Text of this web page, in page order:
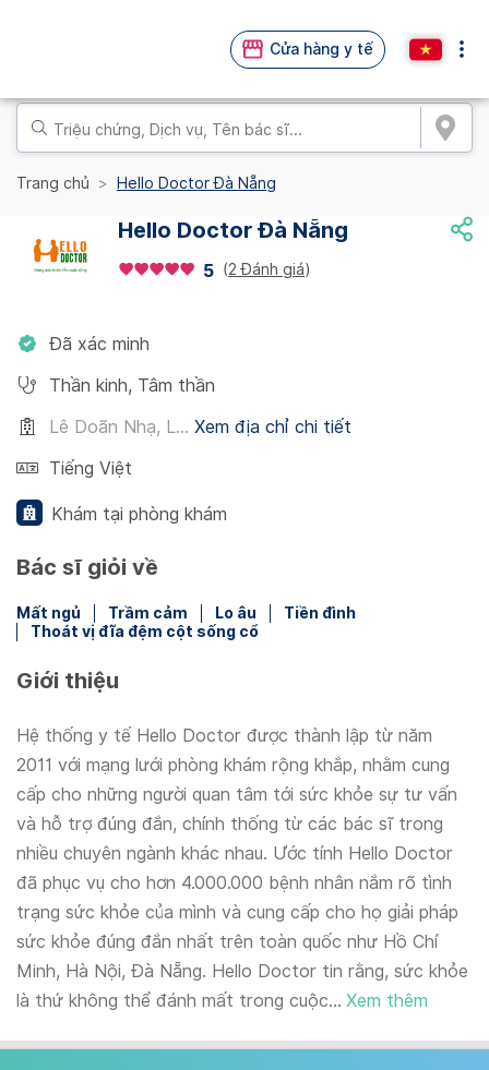
Cửa hàng y tế
Trang chủ Hello Doctor Đà Nẵng
Hello Doctor Đà Nẵng
5 (2 Đánh giá)
Đã xác minh
Thần kinh, Tâm thần
Lê Doãn Nhạ, L... Xem địa chỉ chi tiết
Tiếng Việt
Khám tại phòng khám
Bác sĩ giỏi về
Mất ngủ Trầm cảm Lo âu
Tiền đình
Thoát vị đĩa đệm cột sống cổ
Giới thiệu
Hệ thống y tế Hello Doctor được thành lập từ năm
2011 với mạng lưới phòng khám rộng khắp, nhằm cung
cấp cho những người quan tâm tới sức khỏe sự tư vấn
và hỗ trợ đúng đắn, chính thống từ các bác sĩ trong
nhiều chuyên ngành khác nhau. Ước tính Hello Doctor
đã phục vụ cho hơn 4.000.000 bệnh nhân nắm rõ tình
trạng sức khỏe của mình và cung cấp cho họ giải pháp
sức khỏe đúng đắn nhất trên toàn quốc như Hồ Chí
Minh, Hà Nội, Đà Nẵng. Hello Doctor tin rằng, sức khỏe
là thứ không thể đánh mất trong cuộc... Xem thêm